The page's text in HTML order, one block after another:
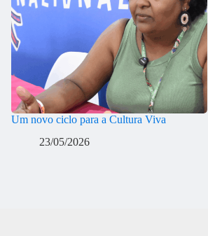
Um novo ciclo para a Cultura Viva
23/05/2026